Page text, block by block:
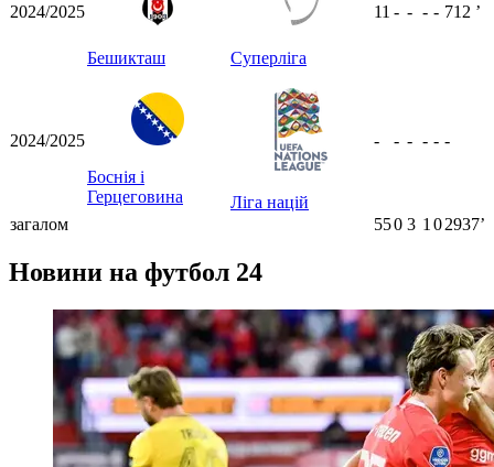
2024/2025
Бешикташ Суперліга
11 - - - - 712 ʼ
2024/2025
Боснія і
Герцеговина
Ліга націй
- - - - - -
загалом 550 3 1 02937ʼ
Новини на футбол 24